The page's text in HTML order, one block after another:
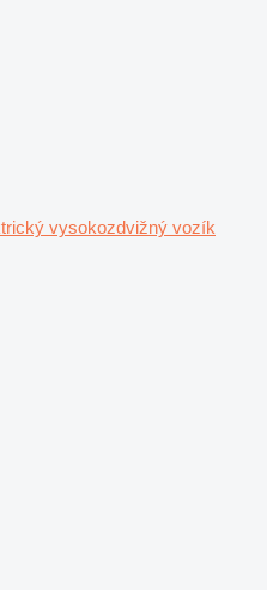
vysokozdvižný vozík